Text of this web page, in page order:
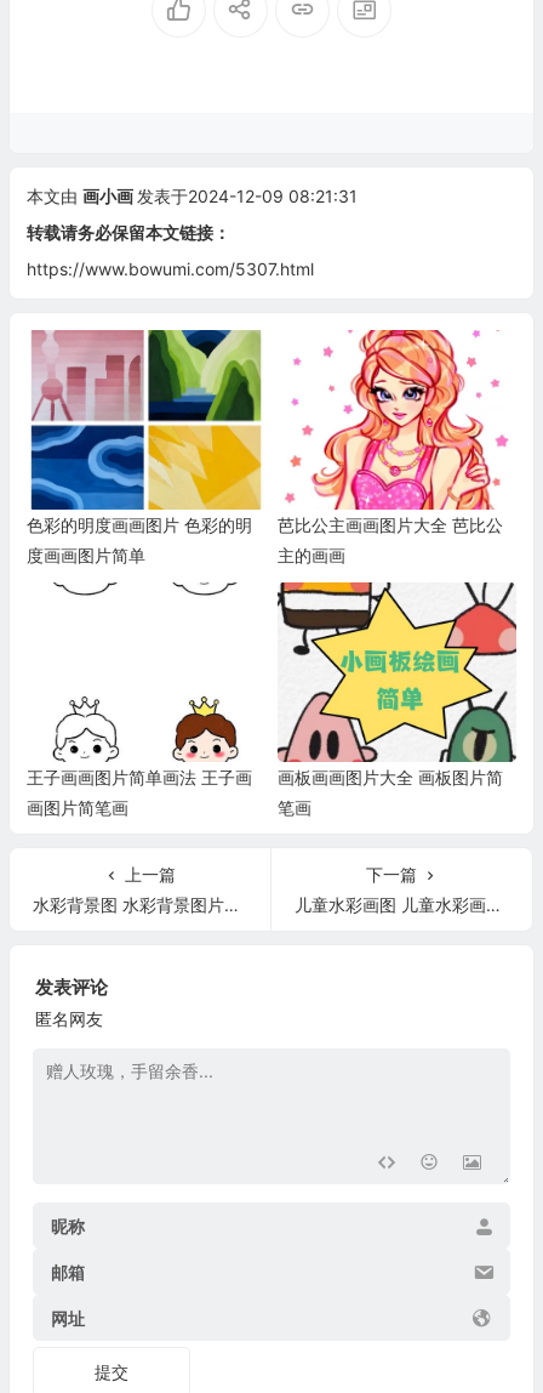
本文由 画小画 发表于2024-12-09 08:21:31
转载请务必保留本文链接：
https://www.bowumi.com/5307.html
色彩的明度画画图片 色彩的明
度画画图片简单
芭比公主画画图片大全 芭比公
主的画画
王子画画图片简单画法 王子画
画图片简笔画
画板画画图片大全 画板图片简
笔画
上一篇
水彩背景图 水彩背景图片简约
下一篇
儿童水彩画图 儿童水彩画图片简单
发表评论
匿名网友
昵称
邮箱
网址
提交